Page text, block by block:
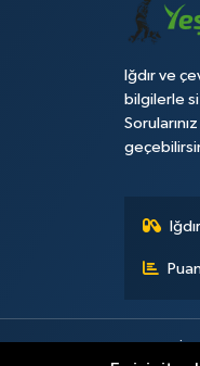
Iğdır ve
bilgilerle